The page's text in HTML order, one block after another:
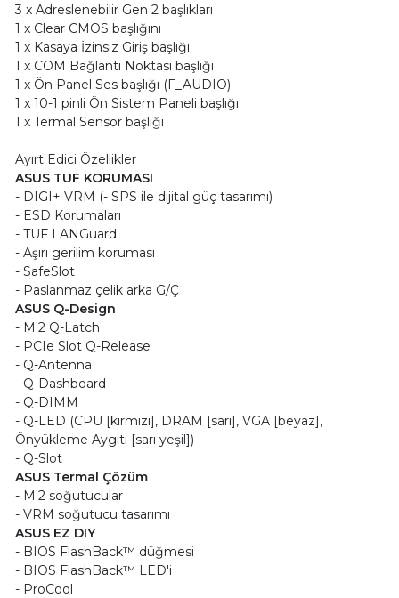
3 x Adreslenebilir Gen 2 başlıkları
1 x Clear CMOS başlığını
1 x Kasaya İzinsiz Giriş başlığı
1 x COM Bağlantı Noktası başlığı
1 x Ön Panel Ses başlığı (F_AUDIO)
1 x 10-1 pinli Ön Sistem Paneli başlığı
1 x Termal Sensör başlığı
Ayırt Edici Özellikler
ASUS TUF KORUMASI
- DIGI+ VRM (- SPS ile dijital güç tasarımı)
- ESD Korumaları
- TUF LANGuard
- Aşırı gerilim koruması
- SafeSlot
- Paslanmaz çelik arka G/Ç
ASUS Q-Design
- M.2 Q-Latch
- PCIe Slot Q-Release
- Q-Antenna
- Q-Dashboard
- Q-DIMM
- Q-LED (CPU [kırmızı], DRAM [sarı], VGA [beyaz],
Önyükleme Aygıtı [sarı yeşil])
- Q-Slot
ASUS Termal Çözüm
- M.2 soğutucular
- VRM soğutucu tasarımı
ASUS EZ DIY
- BIOS FlashBack™ düğmesi
- BIOS FlashBack™ LED'i
- ProCool